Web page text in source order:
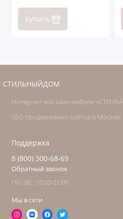
Купить
СТИЛЬНЫЙДОМ
Интернет-магазин мебели
SEO продвижение сайтов в Москве
Поддержка
8 (800) 300-68-69
Обратный звонок
ПН.-ВС. 10:00-21:00
Мы в сети